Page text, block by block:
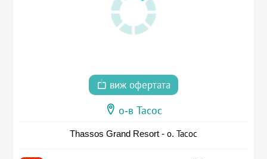
виж офертата
о-в Тасос
Thassos Grand Resort - о. Тасос